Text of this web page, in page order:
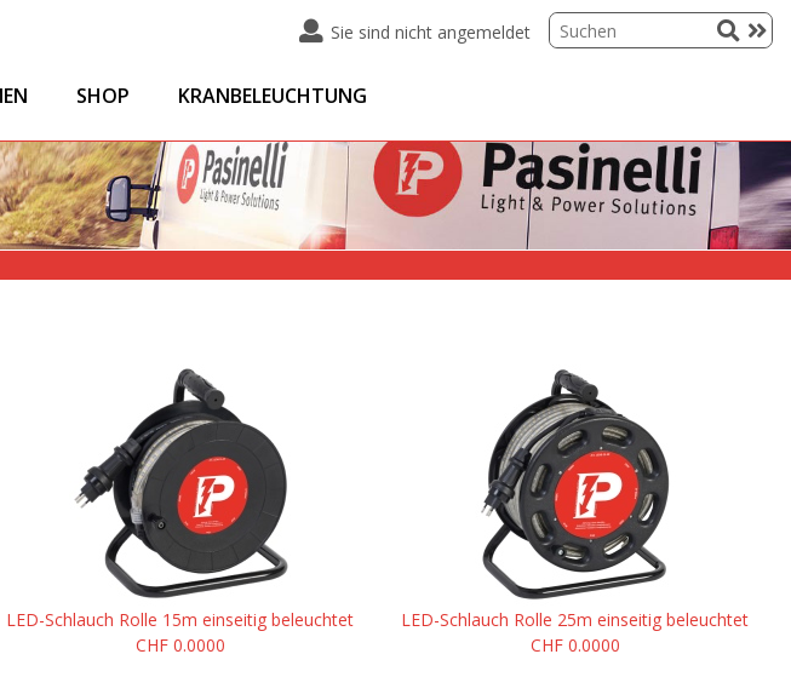
Sie sind nicht angemeldet
SHOP KRANBELEUCHTUNG
LED-Schlauch Rolle 15m einseitig beleuchtet
CHF 0.0000
LED-Schlauch Rolle 25m einseitig beleuchtet
CHF 0.0000